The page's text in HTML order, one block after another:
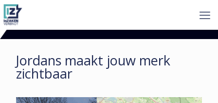
Jordans maakt jouw merk
zichtbaar